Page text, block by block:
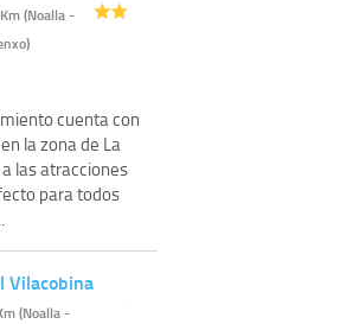
(Noalla -
cuenta con
la zona de La
las atracciones
para todos
Vilacobina
(Noalla -